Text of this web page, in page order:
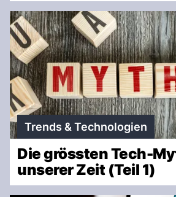
Trends & Technologien
Die grössten Tech-
unserer Zeit (Teil 1)